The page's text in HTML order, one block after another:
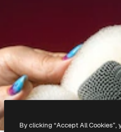
By clicking “Accept All